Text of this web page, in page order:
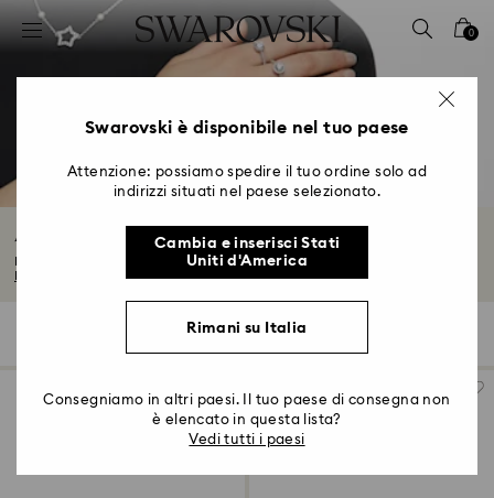
Accesskeys list
2 - Footer
4 - Search results
0
Anelli Halo
Ritrova una squisita attenzione ai dettagli con i nostri anelli halo, realizzati...
Filtri
per
Swarovski è disponibile nel tuo paese
Attenzione: possiamo spedire il tuo ordine solo ad
indirizzi situati nel paese selezionato.
Cambia e inserisci Stati
Uniti d'America
Rimani su Italia
Consegniamo in altri paesi. Il tuo paese di consegna non
è elencato in questa lista?
Vedi tutti i paesi